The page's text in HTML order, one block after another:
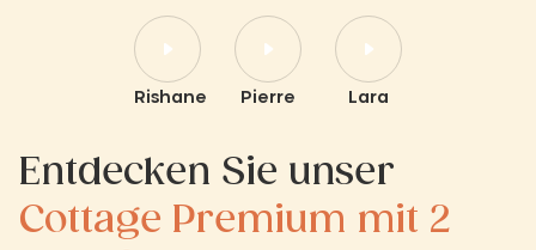
Rishane Pierre Lara
Entdecken Sie unser
Cottage Premium mit 2